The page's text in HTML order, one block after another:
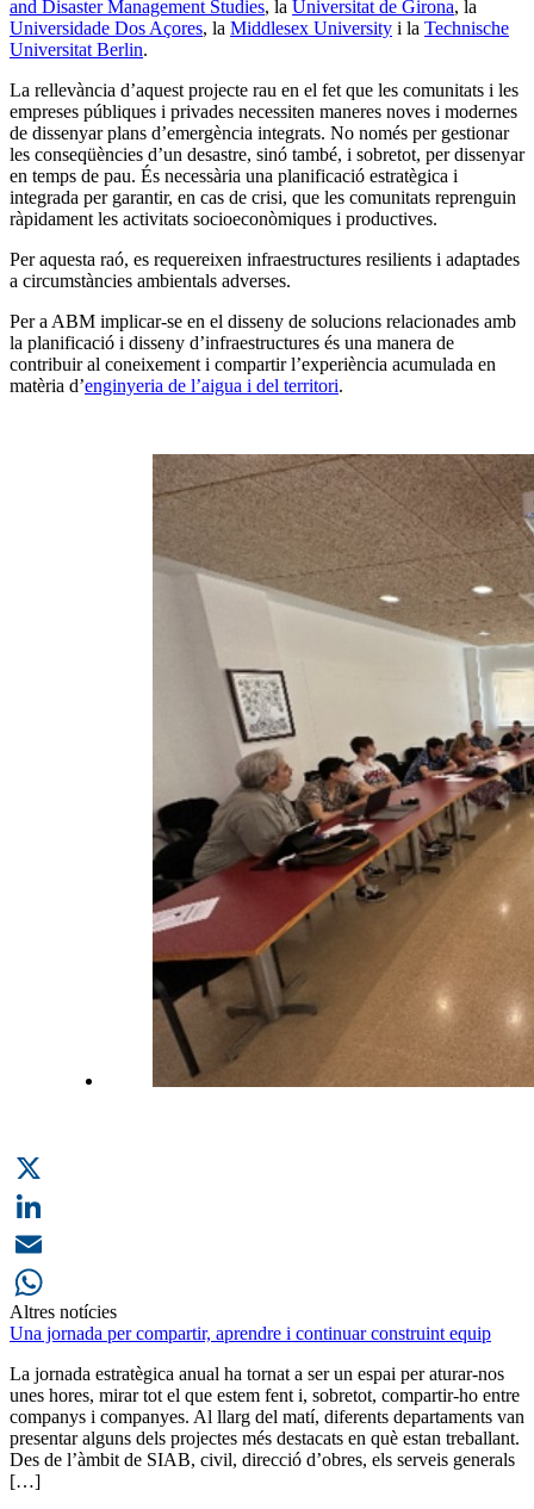
and Disaster Management Studies, la Universitat de Girona, la
Universidade Dos Açores, la Middlesex University i la Technische
Universitat Berlin.
La rellevància d’aquest projecte rau en el fet que les comunitats i les
empreses públiques i privades necessiten maneres noves i modernes
de dissenyar plans d’emergència integrats. No només per gestionar
les conseqüències d’un desastre, sinó també, i sobretot, per dissenyar
en temps de pau. És necessària una planificació estratègica i
integrada per garantir, en cas de crisi, que les comunitats reprenguin
ràpidament les activitats socioeconòmiques i productives.
Per aquesta raó, es requereixen infraestructures resilients i adaptades
a circumstàncies ambientals adverses.
Per a ABM implicar-se en el disseny de solucions relacionades amb
la planificació i disseny d’infraestructures és una manera de
contribuir al coneixement i compartir l’experiència acumulada en
matèria d’enginyeria de l’aigua i del territori.
X
LinkedIn
Email
WhatsApp
Altres notícies
Una jornada per compartir, aprendre i continuar construint equip
La jornada estratègica anual ha tornat a ser un espai per aturar-nos
unes hores, mirar tot el que estem fent i, sobretot, compartir-ho entre
companys i companyes. Al llarg del matí, diferents departaments van
presentar alguns dels projectes més destacats en què estan treballant.
Des de l’àmbit de SIAB, civil, direcció d’obres, els serveis generals
[…]